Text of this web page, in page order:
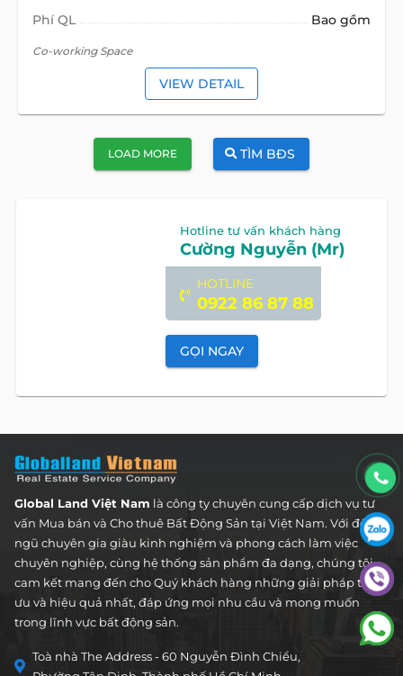
Phí QL Bao gồm
Co-working ​Space
VIEW DETAIL
LOAD MORE TÌM BĐS
Hotline tư vấn khách hàng
Cường Nguyễn (Mr)
HOTLINE
0922 86 87 88
GỌI NGAY
Global Land Việt Nam là công ty chuyên cung cấp dịch vụ tư
vấn Mua bán và Cho thuê Bất Động Sản tại Việt Nam. Với đội
ngũ chuyên gia giàu kinh nghiệm và phong cách làm việc
chuyên nghiệp, cùng hệ thống sản phẩm đa dạng, chúng tôi
cam kết mang đến cho Quý khách hàng những giải pháp tối
ưu và hiệu quả nhất, đáp ứng mọi nhu cầu và mong muốn
trong lĩnh vực bất động sản.
Toà nhà The Address - 60 Nguyễn Đình Chiểu,